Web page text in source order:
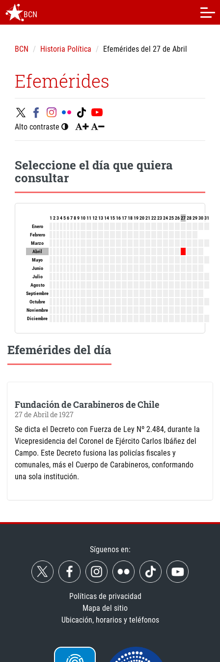
BCN
BCN Historia Política Efemérides del 27 de Abril
Efemérides
Alto contraste
Seleccione el día que quiera
consultar
1 234567891011 12131415161718192021 22232425262728293031
Enero
Febrero
Marzo
Abril
Mayo
Junio
Julio
Agosto
Septiembre
Octubre
Noviembre
Diciembre
Efemérides del día
Fundación de Carabineros de Chile
27 de Abril de 1927
Se dicta el Decreto con Fuerza de Ley Nº 2.484, durante la
Vicepresidencia del Coronel de Ejército Carlos Ibáñez del
Campo. Este Decreto fusiona las policías fiscales y
comunales, más el Cuerpo de Carabineros, conformando
una sola institución.
Síguenos en:
Políticas de privacidad
Mapa del sitio
Ubicación, horarios y teléfonos